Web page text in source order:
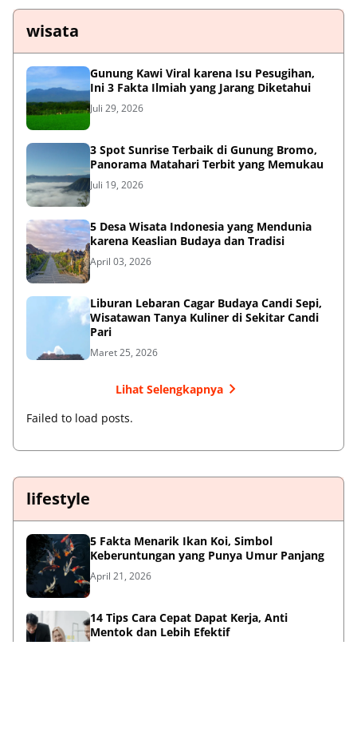
wisata
Gunung Kawi Viral karena Isu Pesugihan,
Ini 3 Fakta Ilmiah yang Jarang Diketahui
Juli 29, 2026
3 Spot Sunrise Terbaik di Gunung Bromo,
Panorama Matahari Terbit yang Memukau
Juli 19, 2026
5 Desa Wisata Indonesia yang Mendunia
karena Keaslian Budaya dan Tradisi
April 03, 2026
Liburan Lebaran Cagar Budaya Candi Sepi,
Wisatawan Tanya Kuliner di Sekitar Candi
Pari
Maret 25, 2026
Lihat Selengkapnya
Failed to load posts.
lifestyle
5 Fakta Menarik Ikan Koi, Simbol
Keberuntungan yang Punya Umur Panjang
April 21, 2026
14 Tips Cara Cepat Dapat Kerja, Anti
Mentok dan Lebih Efektif